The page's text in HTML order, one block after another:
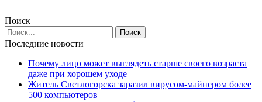
Поиск
Последние новости
Почему лицо может выглядеть старше своего возраста
даже при хорошем уходе
Житель Светлогорска заразил вирусом-майнером более
500 компьютеров